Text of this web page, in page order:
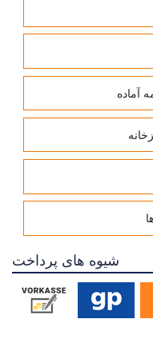
آماده
شیوه های پرداخت